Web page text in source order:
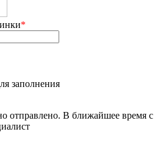
*
заполнения
отправлено. В ближайшее время с